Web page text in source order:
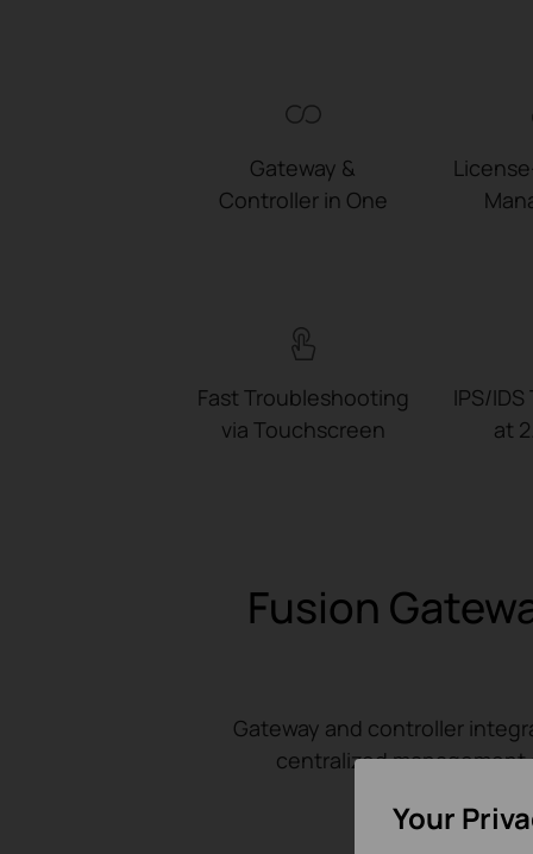
Gateway &
Controller in One
Fast Troubleshooting
via Touchscreen
IPS/
at
Fusion
Gateway and controller
centralized
Your